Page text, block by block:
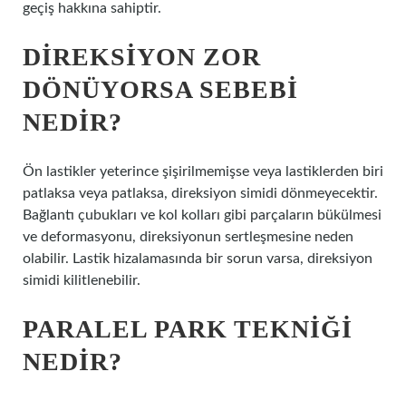
geçiş hakkına sahiptir.
DIREKSIYON ZOR
DÖNÜYORSA SEBEBI
NEDIR?
Ön lastikler yeterince şişirilmemişse veya lastiklerden biri
patlaksa veya patlaksa, direksiyon simidi dönmeyecektir.
Bağlantı çubukları ve kol kolları gibi parçaların bükülmesi
ve deformasyonu, direksiyonun sertleşmesine neden
olabilir. Lastik hizalamasında bir sorun varsa, direksiyon
simidi kilitlenebilir.
PARALEL PARK TEKNIĞI
NEDIR?